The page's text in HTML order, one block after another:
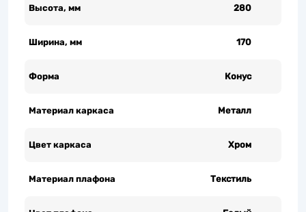
Высота, мм 280
Ширина, мм 170
Форма Конус
Материал каркаса Металл
Цвет каркаса Хром
Материал плафона Текстиль